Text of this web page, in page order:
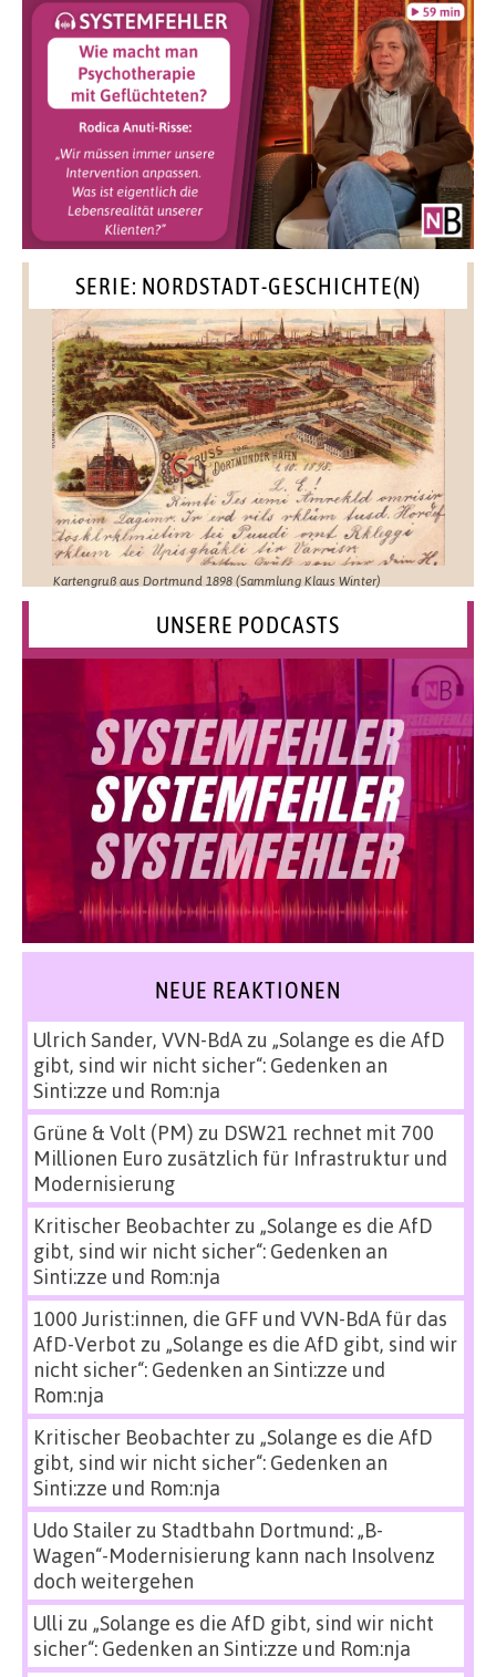
SERIE: NORDSTADT-GESCHICHTE(N)
Kartengruß aus Dortmund 1898 (Sammlung Klaus Winter)
UNSERE PODCASTS
NEUE REAKTIONEN
Ulrich Sander, VVN-BdAzu „Solange es die AfD
gibt, sind wir nicht sicher“: Gedenken an
Sinti:zze und Rom:nja
Grüne & Volt (PM) zu DSW21 rechnet mit 700
Millionen Euro zusätzlich für Infrastruktur und
Modernisierung
Kritischer Beobachterzu „Solange es die AfD
gibt, sind wir nicht sicher“: Gedenken an
Sinti:zze und Rom:nja
1000 Jurist:innen, die GFF und VVN-BdA für das
AfD-Verbot zu „Solange es die AfD gibt, sind wir
nicht sicher“: Gedenken an Sinti:zze und
Rom:nja
Kritischer Beobachterzu „Solange es die AfD
gibt, sind wir nicht sicher“: Gedenken an
Sinti:zze und Rom:nja
Udo Stailerzu Stadtbahn Dortmund: „B-
Wagen“-Modernisierung kann nach Insolvenz
doch weitergehen
Ulli zu „Solange es die AfD gibt, sind wir nicht
sicher“: Gedenken an Sinti:zze und Rom:nja